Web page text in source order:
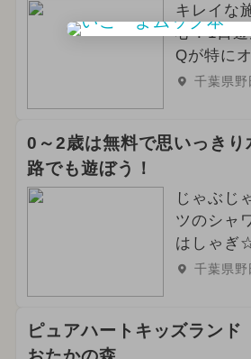
キレイな
心！1日
Qが特に
千葉県野
0～2歳は無料で思いっきり
路でも遊ぼう！
じゃぶじ
ツのシャ
はしゃぎ
千葉県野
ピュアハートキッズラン